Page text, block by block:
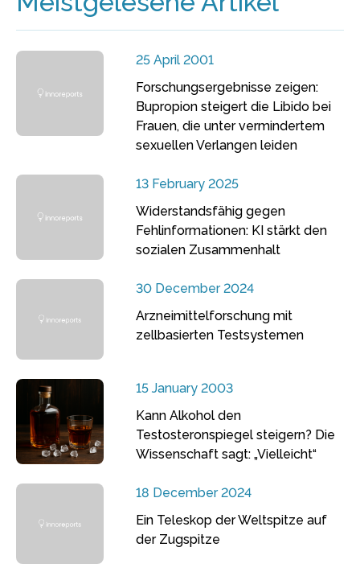
25 April 2001
Forschungsergebnisse zeigen:
Bupropion steigert die Libido bei
Frauen, die unter vermindertem
sexuellen Verlangen leiden
13 February 2025
Widerstandsfähig gegen
Fehlinformationen: KI stärkt den
sozialen Zusammenhalt
30 December 2024
Arzneimittelforschung mit
zellbasierten Testsystemen
15 January 2003
Kann Alkohol den
Testosteronspiegel steigern? Die
Wissenschaft sagt: „Vielleicht“
18 December 2024
Ein Teleskop der Weltspitze auf
der Zugspitze